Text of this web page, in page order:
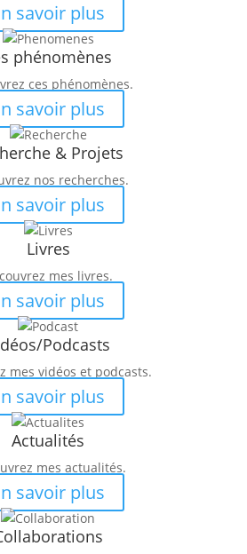
savoir plus
phénomènes
ces phénomènes.
savoir plus
& Projets
nos recherches.
savoir plus
Livres
mes livres.
savoir plus
Podcasts
mes vidéos et podcasts.
savoir plus
Actualités
mes actualités.
savoir plus